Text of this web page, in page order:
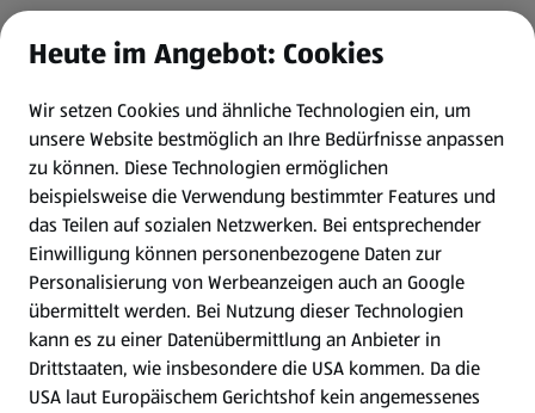
Newsletter
WhatsApp
Gewinnspiele
Mein HOFER. Meine Einkäufe.
Meine Meinung. Mein HOFER.
Gutscheingroßbestellung
(öffnet in einem neuen Tab)
Heute im Angebot: Cookies
Wir setzen Cookies und ähnliche Technologien ein, um
unsere Website bestmöglich an Ihre Bedürfnisse anpassen
zu können. Diese Technologien ermöglichen
beispielsweise die Verwendung bestimmter Features und
das Teilen auf sozialen Netzwerken. Bei entsprechender
Einwilligung können personenbezogene Daten zur
Personalisierung von Werbeanzeigen auch an Google
übermittelt werden. Bei Nutzung dieser Technologien
kann es zu einer Datenübermittlung an Anbieter in
Drittstaaten, wie insbesondere die USA kommen. Da die
USA laut Europäischem Gerichtshof kein angemessenes